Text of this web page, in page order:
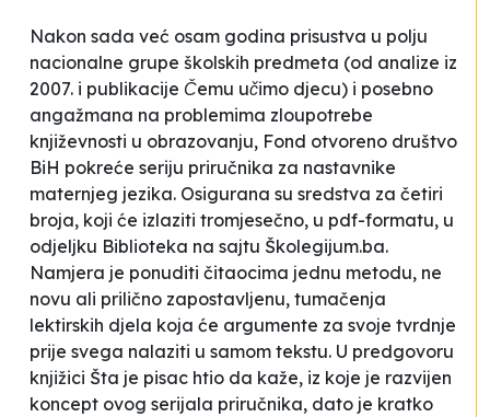
Nakon sada već osam godina prisustva u polju
nacionalne grupe školskih predmeta (od analize iz
2007. i publikacije Čemu učimo djecu) i posebno
angažmana na problemima zloupotrebe
književnosti u obrazovanju, Fond otvoreno društvo
BiH pokreće seriju priručnika za nastavnike
maternjeg jezika. Osigurana su sredstva za četiri
broja, koji će izlaziti tromjesečno, u pdf-formatu, u
odjeljku Biblioteka na sajtu Školegijum.ba.
Namjera je ponuditi čitaocima jednu metodu, ne
novu ali prilično zapostavljenu, tumačenja
lektirskih djela koja će argumente za svoje tvrdnje
prije svega nalaziti u samom tekstu. U predgovoru
knjižici Šta je pisac htio da kaže, iz koje je razvijen
koncept ovog serijala priručnika, dato je kratko